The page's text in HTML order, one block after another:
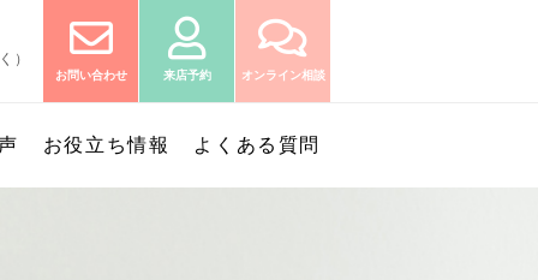
）
お問い合わせ 来店予約 オンライン相談
お役立ち情報 よくある質問